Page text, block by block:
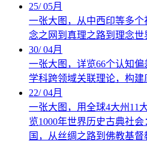
25/05月
一张大图，从中西印等多
念之网到真理之路到理念世
30/04月
一张大图，详览66个认知
学科跨领域关联理论，构
22/04月
一张大图，用全球4大州11
览1000年世界历史古典社
国，从丝绸之路到佛教基